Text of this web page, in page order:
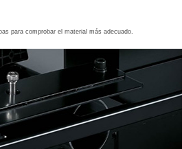
para comprobar el material más adecuado.